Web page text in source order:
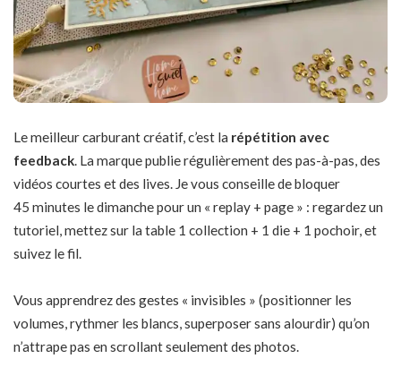
Le meilleur carburant créatif, c’est la répétition avec
feedback. La marque publie régulièrement des pas-à-pas, des
vidéos courtes et des lives. Je vous conseille de bloquer
45 minutes le dimanche pour un « replay + page » : regardez un
tutoriel, mettez sur la table 1 collection + 1 die + 1 pochoir, et
suivez le fil.
Vous apprendrez des gestes « invisibles » (positionner les
volumes, rythmer les blancs, superposer sans alourdir) qu’on
n’attrape pas en scrollant seulement des photos.